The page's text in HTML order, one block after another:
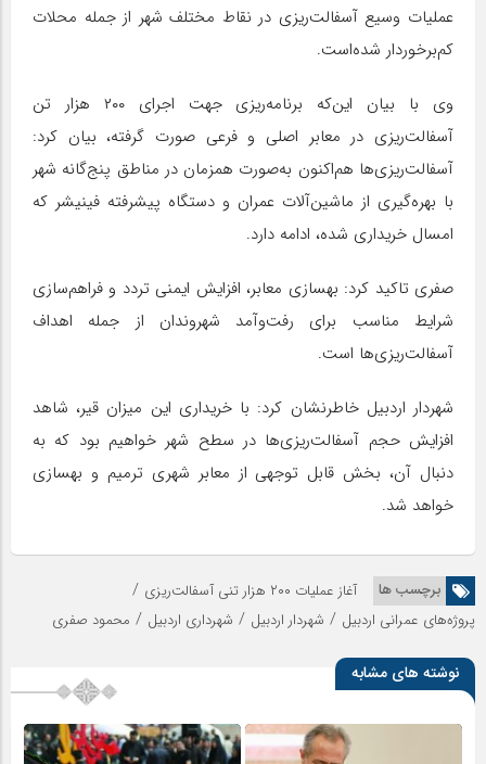
عملیات وسیع آسفالت‌ریزی در نقاط مختلف شهر از جمله محلات
کم‌برخوردار شده‌است‌.
وی با بیان این‌که برنامه‌ریزی جهت اجرای ۲۰۰ هزار تن
آسفالت‌ریزی در معابر اصلی و فرعی صورت گرفته، بیان کرد:
آسفالت‌ریزی‌‌ها هم‌اکنون به‌صورت همزمان در مناطق پنج‌گانه شهر
با بهره‌گیری از ماشین‌آلات عمران و دستگاه پیشرفته فینیشر که
امسال خریداری شده، ادامه دارد.
صفری تاکید کرد: بهسازی معابر، افزایش ایمنی تردد و فراهم‌سازی
شرایط مناسب برای رفت‌وآمد شهروندان از جمله اهداف
آسفالت‌ریزی‌ها است.
شهردار اردبیل خاطرنشان کرد: با خریداری این میزان قیر، شاهد
افزایش حجم آسفالت‌ریزی‌ها در سطح شهر خواهیم بود که به
دنبال آن، بخش قابل توجهی از معابر شهری ترمیم و بهسازی
خواهد شد.
برچسب ها آغاز عملیات ۲۰۰ هزار تنی آسفالت‌ریزی /
پروژه‌های عمرانی اردبیل / شهردار اردبیل / شهرداری اردبیل / محمود صفری
نوشته های مشابه